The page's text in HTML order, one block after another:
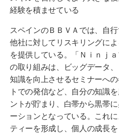
経験を積ませている
スペインのＢＢＶＡでは、自
他社に対してリスキリングに
を提供している。「Ｎｉｎｊ
の取り組みは、ビッグデータ
知識を向上させるセミナーへ
トでの発信など、自分の知識
ントが貯まり、白帯から黒帯
ーションとなっている。これ
ティーを形成し、個人の成長